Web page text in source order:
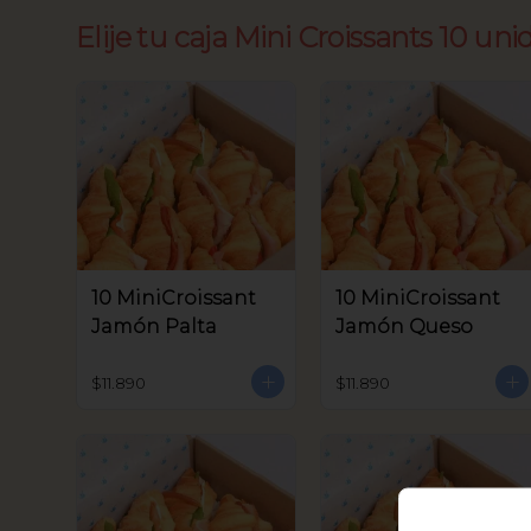
Elije tu caja Mini Croissants 10
10 MiniCroissant
Jamón Palta
$11.890
10 MiniCroissant
Jamón Queso
$11.890